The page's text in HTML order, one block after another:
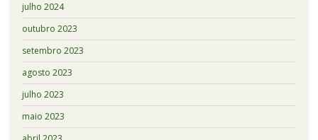
julho 2024
outubro 2023
setembro 2023
agosto 2023
julho 2023
maio 2023